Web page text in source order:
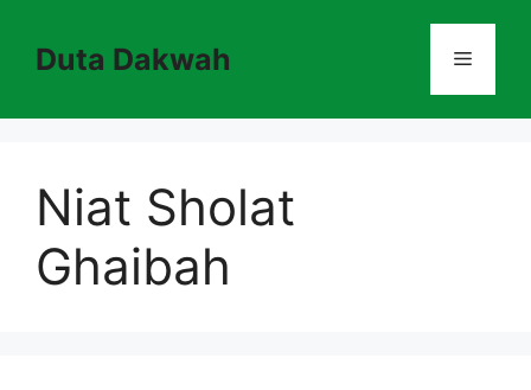
contentDuta Dakwah Menu
Niat Sholat
Ghaibah